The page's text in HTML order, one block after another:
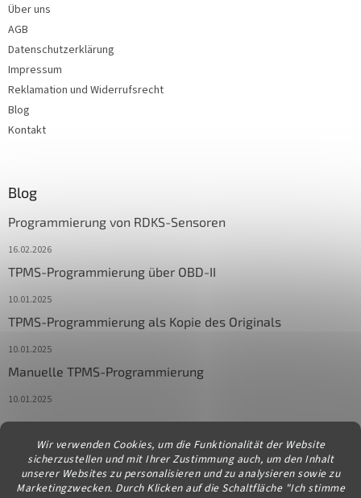
Wir verwenden Cookies, um die Funktionalität der Website
sicherzustellen und mit Ihrer Zustimmung auch, um den Inhalt
unserer Websites zu personalisieren und zu analysieren sowie zu
Marketingzwecken. Durch Klicken auf die Schaltfläche "Ich stimme
Über uns
AGB
Datenschutzerklärung
Impressum
Reklamation und Widerrufsrecht
Blog
Kontakt
Blog
Programmierung von RDKS-Sensoren
16.02.2026
TPMS-Programmierung über OBD-II
10.01.2025
TPMS-Programmierung als Kopie des Originals
10.01.2025
Manuelle TPMS-Programmierung
10.01.2025
Kontakt
info@diagstore.at